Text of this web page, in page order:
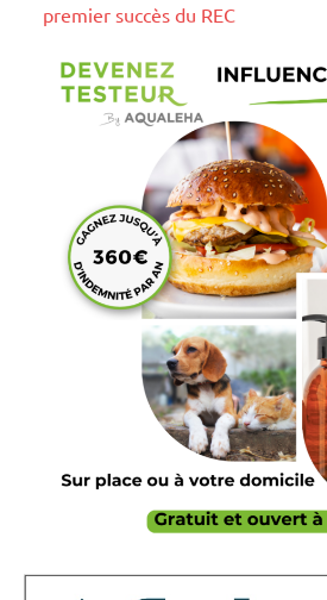
premier succès du REC